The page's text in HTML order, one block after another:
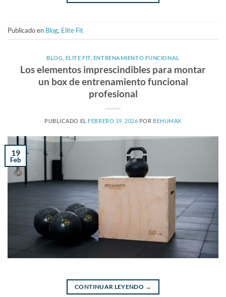
Publicado en Blog, Elite Fit
BLOG ELITE FIT, ENTRENAMIENTO FUNCIONAL
Los elementos imprescindibles para montar
un box de entrenamiento funcional
profesional
PUBLICADO EL FEBRERO 19, 2026 POR BEHUMAX
19
Feb
CONTINUAR LEYENDO →